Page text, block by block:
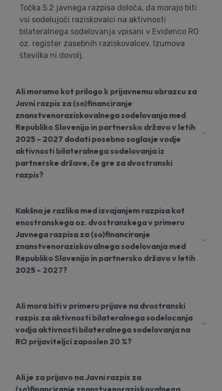
Točka 5.2 javnega razpisa določa, da morajo biti
vsi sodelujoči raziskovalci na aktivnosti
bilateralnega sodelovanja vpisani v Evidenco RO
oz. register zasebnih raziskovalcev. Izumova
številka ni dovolj.
Ali moramo kot prilogo k prijavnemu obrazcu za
Javni razpis za (so)financiranje
znanstvenoraziskovalnega sodelovanja med
Republiko Slovenijo in partnersko državo v letih
2025 – 2027 dodati posebno soglasje vodje
aktivnosti bilateralnega sodelovanja iz
partnerske države, če gre za dvostranski
razpis?
Kakšna je razlika med izvajanjem razpisa kot
enostranskega oz. dvostranskega v primeru
Javnega razpisa za (so)financiranje
znanstvenoraziskovalnega sodelovanja med
Republiko Slovenijo in partnersko državo v letih
2025 – 2027?
Ali mora biti v primeru prijave na dvostranski
razpis za aktivnosti bilateralnega sodelocanja
vodja aktivnosti bilateralnega sodelovanja na
RO prijaviteljci zaposlen 20 %?
Ali je za prijavo na Javni razpis za
(so)financiranje znanstvenoraziskovalnega